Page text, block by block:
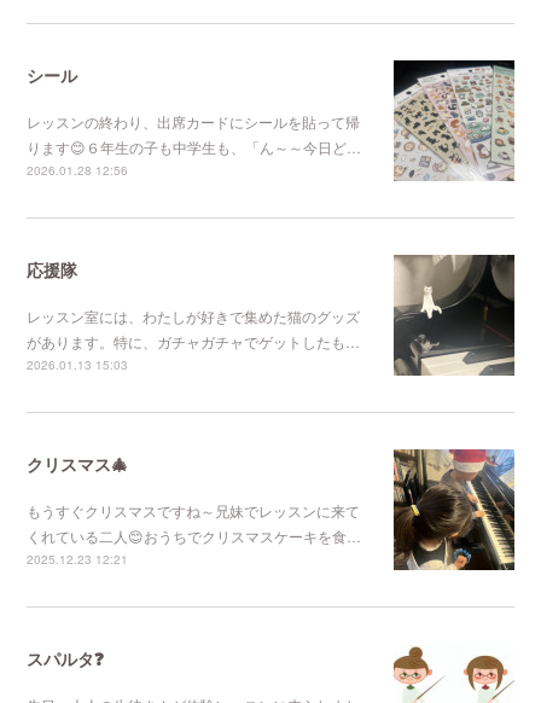
シール
レッスンの終わり、出席カードにシールを貼って帰
ります😊６年生の子も中学生も、「ん～～今日ど…
2026.01.28 12:56
応援隊
レッスン室には、わたしが好きで集めた猫のグッズ
があります。特に、ガチャガチャでゲットしたも…
2026.01.13 15:03
クリスマス🎄
もうすぐクリスマスですね～兄妹でレッスンに来て
くれている二人😊おうちでクリスマスケーキを食…
2025.12.23 12:21
スパルタ❓